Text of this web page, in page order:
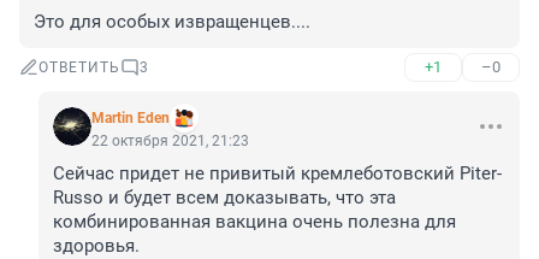
Это для особых извращенцев....
ОТВЕТИТЬ 3 +1 –0
Martin Eden
22 октября 2021, 21:23
Сейчас придет не привитый кремлеботовский Piter-
Russo и будет всем доказывать, что эта
комбинированная вакцина очень полезна для
здоровья.